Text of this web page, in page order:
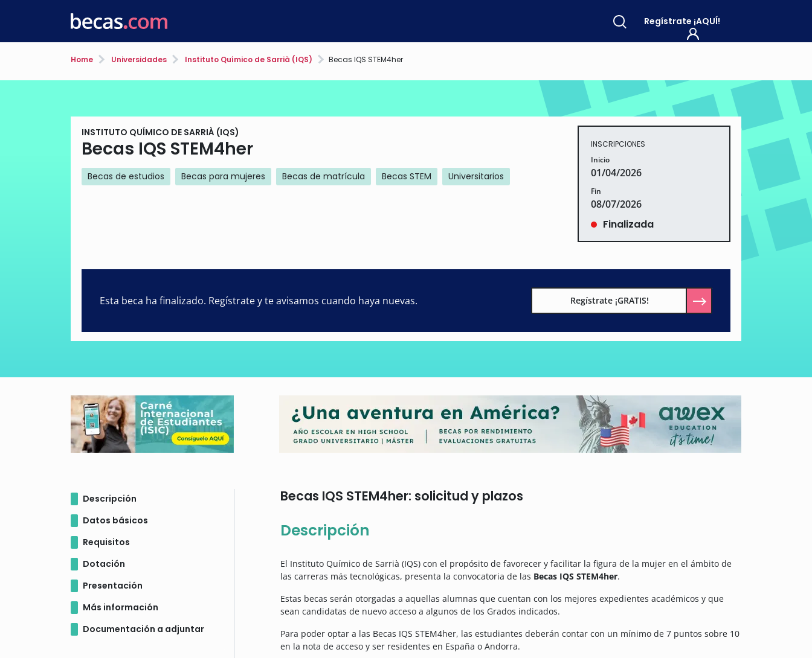
Regístrate ¡AQUÍ!
Home Universidades Instituto Químico de Sarrià (IQS) Becas IQS STEM4her
INSTITUTO QUÍMICO DE SARRIÀ (IQS)
Becas IQS STEM4her
Becas de estudios Becas para mujeres Becas de matrícula Becas STEM Universitarios
INSCRIPCIONES
Inicio
01/04/2026
Fin
08/07/2026
Finalizada
Esta beca ha finalizado. Regístrate y te avisamos cuando haya nuevas. Regístrate ¡GRATIS!
Descripción
Datos básicos
Requisitos
Dotación
Presentación
Más información
Documentación a adjuntar
Becas IQS STEM4her: solicitud y plazos
Descripción
El Instituto Químico de Sarrià (IQS) con el propósito de favorecer y facilitar la figura de la mujer en el ámbito de
las carreras más tecnológicas, presenta la convocatoria de las Becas IQS STEM4her.
Estas becas serán otorgadas a aquellas alumnas que cuentan con los mejores expedientes académicos y que
sean candidatas de nuevo acceso a algunos de los Grados indicados.
Para poder optar a las Becas IQS STEM4her, las estudiantes deberán contar con un mínimo de 7 puntos sobre 10
en la nota de acceso y ser residentes en España o Andorra.